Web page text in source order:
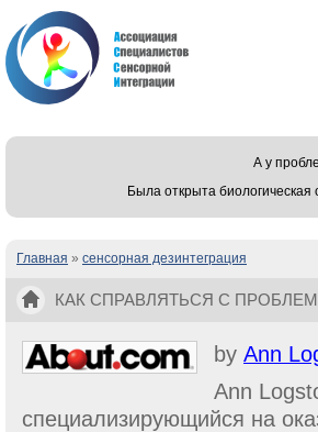
А у
Была открыта
Вы здесь
Главная » сенсорная дезинтеграция
КАК СПРАВЛЯТЬСЯ С
by Ann
Ann
специализирующийся на